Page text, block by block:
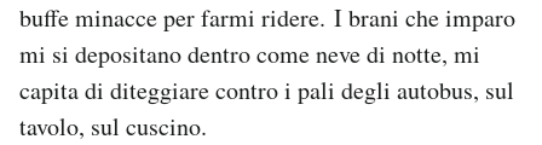
buffe minacce per farmi ridere. I brani che imparo
mi si depositano dentro come neve di notte, mi
capita di diteggiare contro i pali degli autobus, sul
tavolo, sul cuscino.